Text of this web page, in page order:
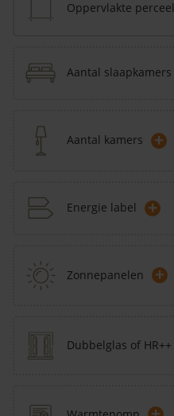
Oppervlakte perceel
Aantal slaapkamers
Aantal kamers +
Energie label +
Zonnepanelen +
Dubbelglas of HR++